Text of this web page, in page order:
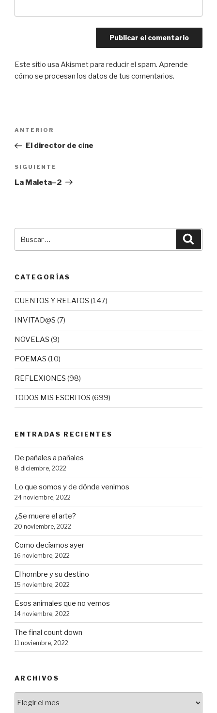
Este sitio usa Akismet para reducir el spam. Aprende
cómo se procesan los datos de tus comentarios.
entradas
Entrada
anterior:
ANTERIOR
El director de cine
Siguiente
entrada
SIGUIENTE
La Maleta–2
por:
CATEGORÍAS
CUENTOS Y RELATOS (147)
INVITAD@S (7)
NOVELAS (9)
POEMAS (10)
REFLEXIONES (98)
TODOS MIS ESCRITOS (699)
ENTRADAS RECIENTES
De pañales a pañales
8 diciembre, 2022
Lo que somos y de dónde venimos
24 noviembre, 2022
¿Se muere el arte?
20 noviembre, 2022
Como decíamos ayer
16 noviembre, 2022
El hombre y su destino
15 noviembre, 2022
Esos animales que no vemos
14 noviembre, 2022
The final count down
11 noviembre, 2022
ARCHIVOS